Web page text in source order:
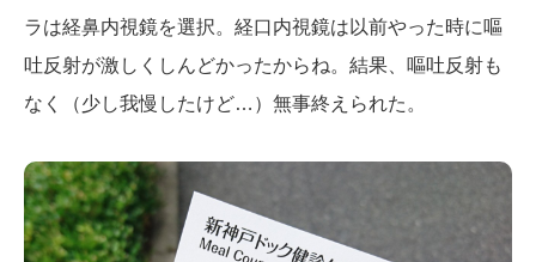
ラは経鼻内視鏡を選択。経口内視鏡は以前やった時に嘔
吐反射が激しくしんどかったからね。結果、嘔吐反射も
なく（少し我慢したけど…）無事終えられた。